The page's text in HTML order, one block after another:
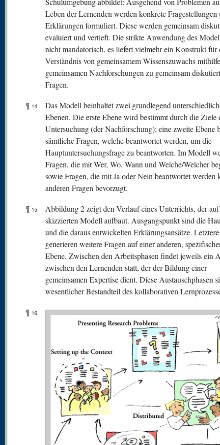
Leben der Lernenden werden konkrete Fragestellungen
Erklärungen formuliert. Diese werden gemeinsam
evaluiert und vertieft. Die strikte Anwendung des
nicht mandatorisch, es liefert vielmehr ein Konstrukt für
Verständnis von gemeinsamem Wissenszuwachs
gemeinsamen Nachforschungen zu gemeinsam
Fragen.
¶ 14
Das Modell beinhaltet zwei grundlegend
Ebenen. Die erste Ebene wird bestimmt durch die Ziele
Untersuchung (der Nachforschung); eine zweite Ebene
sämtliche Fragen, welche beantwortet werden, um die
Hauptuntersuchungsfrage zu beantworten. Im Modell
Fragen, die mit Wer, Wo, Wann und Welche/Welcher
sowie Fragen, die mit Ja oder Nein beantwortet werden
anderen Fragen bevorzugt.
¶ 15
Abbildung 2 zeigt den Verlauf eines Unterrichts, der
skizzierten Modell aufbaut. Ausgangspunkt sind die
und die daraus entwickelten Erklärungsansätze. Letztere
generieren weitere Fragen auf einer anderen,
Ebene. Zwischen den Arbeitsphasen findet jeweils ein
zwischen den Lernenden statt, der der Bildung einer
gemeinsamen Expertise dient. Diese Austauschphasen
wesentlicher Bestandteil des kollaborativen
¶ 16